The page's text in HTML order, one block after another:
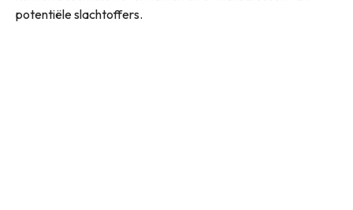
potentiële slachtoffers.